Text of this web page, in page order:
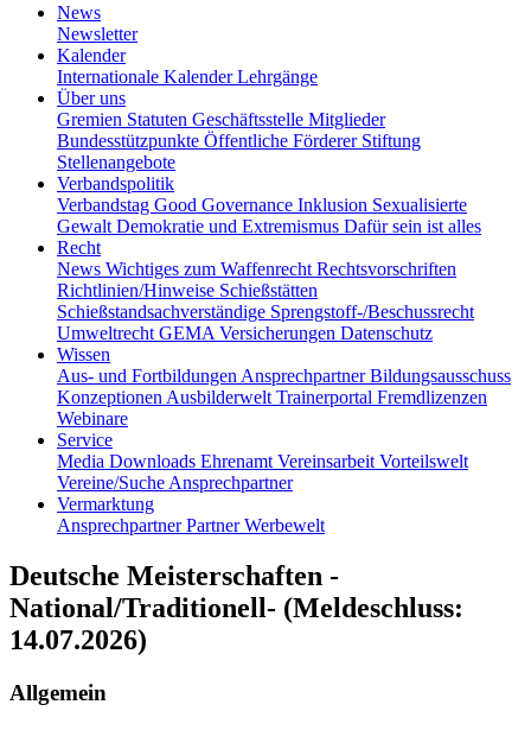
News
Newsletter
Kalender
Internationale KalenderLehrgänge
Über uns
Gremien Statuten Geschäftsstelle Mitglieder
Bundesstützpunkte Öffentliche Förderer Stiftung
Stellenangebote
Verbandspolitik
Verbandstag Good Governance Inklusion Sexualisierte
Gewalt Demokratie und Extremismus Dafür sein ist alles
Recht
News Wichtiges zum Waffenrecht Rechtsvorschriften
Richtlinien/Hinweise Schießstätten
Schießstandsachverständige Sprengstoff-/Beschussrecht
Umweltrecht GEMA Versicherungen Datenschutz
Wissen
Aus- und Fortbildungen AnsprechpartnerBildungsausschuss
Konzeptionen Ausbilderwelt Trainerportal Fremdlizenzen
Webinare
Service
Media Downloads Ehrenamt Vereinsarbeit Vorteilswelt
Vereine/Suche Ansprechpartner
Vermarktung
AnsprechpartnerPartnerWerbewelt
Deutsche Meisterschaften -
National/Traditionell- (Meldeschluss:
14.07.2026)
Allgemein